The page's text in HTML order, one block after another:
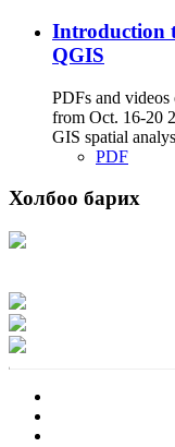
Introduction
QGIS
PDFs and
from Oct. 16-20
GIS spatial
PDF
Холбоо барих